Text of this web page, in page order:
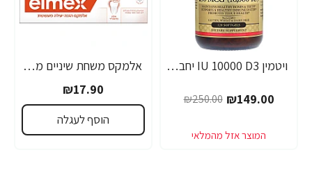
ויטמין IU 10000 D3 יחב"ל סולגאר - 120 כמוסות רכות - מבית SOLGAR
₪149.00
₪250.00
אלמקס משחת שיניים משפחתי - 100 מ"ל - elmex
₪17.90
הוסף לעגלה